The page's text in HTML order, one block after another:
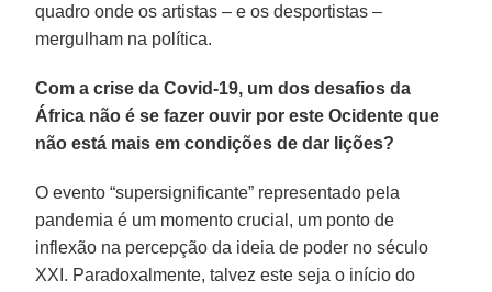
quadro onde os artistas – e os desportistas –
mergulham na política.
Com a crise da Covid-19, um dos desafios da
África não é se fazer ouvir por este Ocidente que
não está mais em condições de dar lições?
O evento “supersignificante” representado pela
pandemia é um momento crucial, um ponto de
inflexão na percepção da ideia de poder no século
XXI. Paradoxalmente, talvez este seja o início do